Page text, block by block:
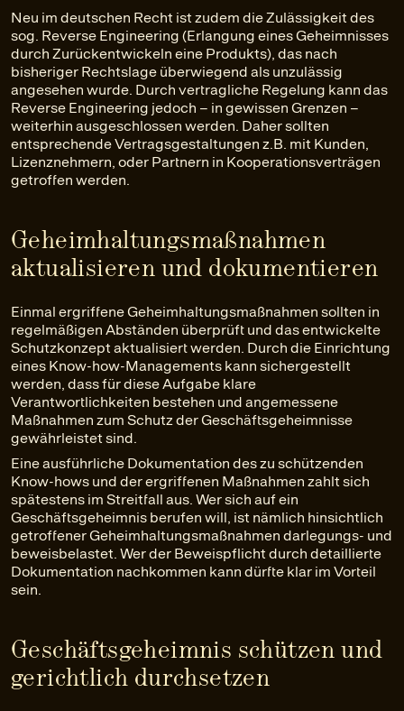
Neu im deutschen Recht ist zudem die Zulässigkeit des
sog. Reverse Engineering (Erlangung eines Geheimnisses
durch Zurückentwickeln eine Produkts), das nach
bisheriger Rechtslage überwiegend als unzulässig
angesehen wurde. Durch vertragliche Regelung kann das
Reverse Engineering jedoch – in gewissen Grenzen –
weiterhin ausgeschlossen werden. Daher sollten
entsprechende Vertragsgestaltungen z.B. mit Kunden,
Lizenznehmern, oder Partnern in Kooperationsverträgen
getroffen werden.
Geheimhaltungsmaßnahmen
aktualisieren und dokumentieren
Einmal ergriffene Geheimhaltungsmaßnahmen sollten in
regelmäßigen Abständen überprüft und das entwickelte
Schutzkonzept aktualisiert werden. Durch die Einrichtung
eines Know-how-Managements kann sichergestellt
werden, dass für diese Aufgabe klare
Verantwortlichkeiten bestehen und angemessene
Maßnahmen zum Schutz der Geschäftsgeheimnisse
gewährleistet sind.
Eine ausführliche Dokumentation des zu schützenden
Know-hows und der ergriffenen Maßnahmen zahlt sich
spätestens im Streitfall aus. Wer sich auf ein
Geschäftsgeheimnis berufen will, ist nämlich hinsichtlich
getroffener Geheimhaltungsmaßnahmen darlegungs- und
beweisbelastet. Wer der Beweispflicht durch detaillierte
Dokumentation nachkommen kann dürfte klar im Vorteil
sein.
Geschäftsgeheimnis schützen und
gerichtlich durchsetzen